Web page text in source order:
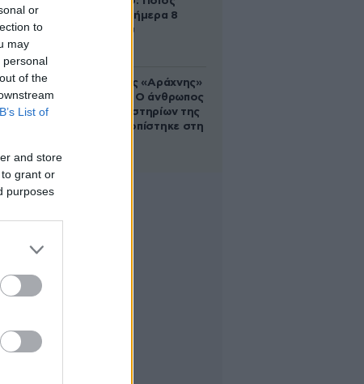
or
to
may
personal
of the
List of
and store
grant or
purposes
γιορτάζει σήμερα 8
Αυγούστου
Στα ίχνη της «Αράχνης»
του Άσαντ: Ο άνθρωπος
των βασανιστηρίων της
Συρίας εντοπίστηκε στη